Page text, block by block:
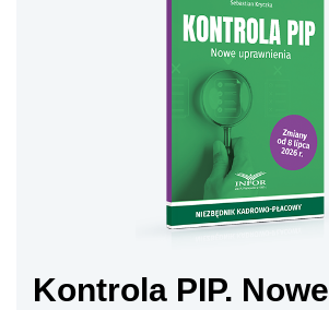
Kontrola PIP. Nowe